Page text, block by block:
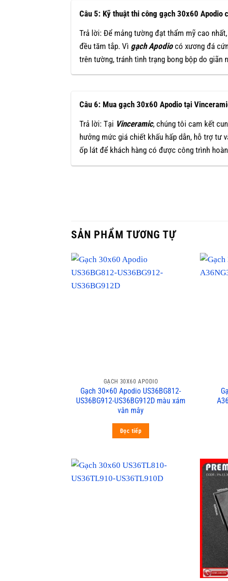
Câu 5: Kỹ thuật thi công gạch 30x60 Apodio
Trả lời: Để mảng tường đạt thẩm mỹ cao
đều tăm tắp. Vì gạch Apodio có xương đá
trên tường, tránh tình trạng bong bộp do giãn
Câu 6: Mua gạch 30x60 Apodio tại
Trả lời: Tại Vinceramic, chúng tôi cam kết
hưởng mức giá chiết khấu hấp dẫn, hỗ trợ tư
ốp lát để khách hàng có được công trình
SẢN PHẨM TƯƠNG TỰ
GẠCH 30X60 APODIO
Gạch 30×60 Apodio US36BG812-
US36BG912-US36BG912D màu xám
vân mây
Đọc tiếp